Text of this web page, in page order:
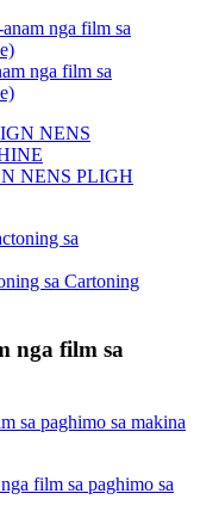
nga film sa
NENS PLIGH
sa Cartoning
nga film sa